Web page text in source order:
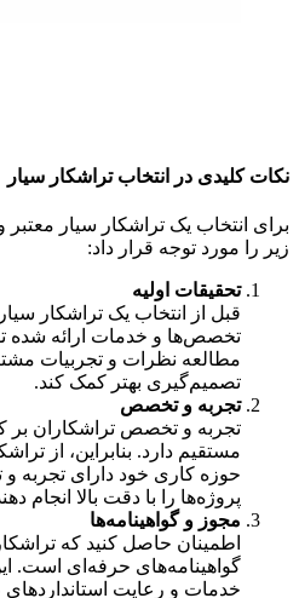
نکات کلیدی در انتخاب تراشکار سیار
برای انتخاب یک تراشکار سیار معتبر
زیر را مورد توجه قرار داد:
تحقیقات اولیه
قبل از انتخاب یک تراشکار
تخصص‌ها و خدمات ارائه
مطالعه نظرات و تجربیات
تصمیم‌گیری بهتر کمک کند.
تجربه و تخصص
تجربه و تخصص تراشکاران بر
مستقیم دارد. بنابراین، از
حوزه کاری خود دارای تجربه و
پروژه‌ها را با دقت بالا انجام
مجوز و گواهینامه‌ها
اطمینان حاصل کنید که
گواهینامه‌های حرفه‌ای است.
خدمات و رعایت استانداردهای